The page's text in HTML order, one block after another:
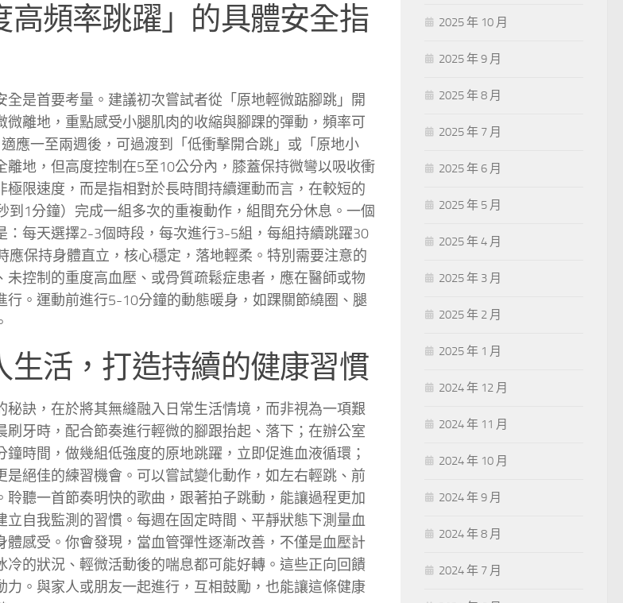
高頻率跳躍」的具體安全指
全是首要考量。建議初次嘗試者從「原地輕微踮腳跳」開
微離地，重點感受小腿肌肉的收縮與腳踝的彈動，頻率可
應一至兩週後，可過渡到「低衝擊開合跳」或「原地小
離地，但高度控制在5至10公分內，膝蓋保持微彎以吸收衝
極限速度，而是指相對於長時間持續運動而言，在較短的
到1分鐘）完成一組多次的重複動作，組間充分休息。一個
：每天選擇2-3個時段，每次進行3-5組，每組持續跳躍30
應保持身體直立，核心穩定，落地輕柔。特別需要注意的
未控制的重度高血壓、或骨質疏鬆症患者，應在醫師或物
行。運動前進行5-10分鐘的動態暖身，如踝關節繞圈、腿
生活，打造持續的健康習慣
秘訣，在於將其無縫融入日常生活情境，而非視為一項艱
刷牙時，配合節奏進行輕微的腳跟抬起、落下；在辦公室
鐘時間，做幾組低強度的原地跳躍，立即促進血液循環；
是絕佳的練習機會。可以嘗試變化動作，如左右輕跳、前
聆聽一首節奏明快的歌曲，跟著拍子跳動，能讓過程更加
立自我監測的習慣。每週在固定時間、平靜狀態下測量血
體感受。你會發現，當血管彈性逐漸改善，不僅是血壓計
冷的狀況、輕微活動後的喘息都可能好轉。這些正向回饋
力。與家人或朋友一起進行，互相鼓勵，也能讓這條健康
2025 年 10 月
2025 年 9 月
2025 年 8 月
2025 年 7 月
2025 年 6 月
2025 年 5 月
2025 年 4 月
2025 年 3 月
2025 年 2 月
2025 年 1 月
2024 年 12 月
2024 年 11 月
2024 年 10 月
2024 年 9 月
2024 年 8 月
2024 年 7 月